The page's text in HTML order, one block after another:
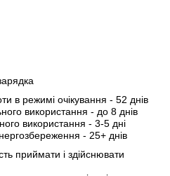
в режимі очікування - 52 днів
використання - до 8 днів
використання - 3-5 дні
- 25+ днів
приймати і здійснювати